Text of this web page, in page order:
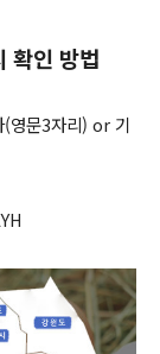
확인 방법
(영문3자리) or 기